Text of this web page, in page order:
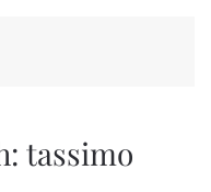
tassimo